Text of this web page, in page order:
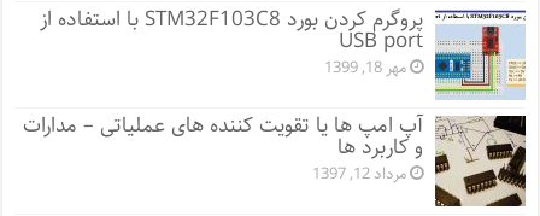
پروگرم کردن بورد STM32F103C8 با استفاده از
USB port
مهر 18, 1399
آپ امپ ها یا تقویت کننده های عملیاتی – مدارات
و کاربرد ها
مرداد 12, 1397